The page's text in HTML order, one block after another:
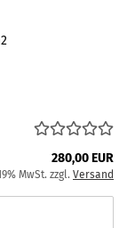
280,00 EUR
MwSt. zzgl. Versand